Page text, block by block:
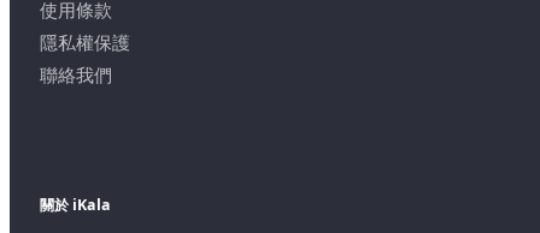
使用條款
隱私權保護
聯絡我們
關於 iKala